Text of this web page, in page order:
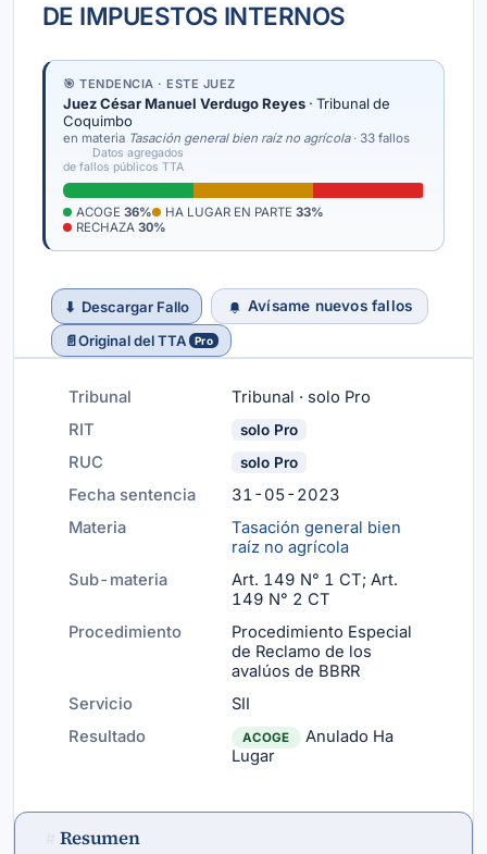
DE IMPUESTOS INTERNOS
🎯 TENDENCIA · ESTE JUEZ
Juez César Manuel Verdugo Reyes · Tribunal de
Coquimbo
en materia Tasación general bien raíz no agrícola· 33 fallos
Datos agregados
de fallos públicos TTA
ACOGE 36% HA LUGAR EN PARTE 33%
RECHAZA 30%
⬇ Descargar Fallo
Avísame nuevos fallos
📄Original del TTA Pro
Tribunal
Tribunal · solo Pro
RIT
solo Pro
RUC solo Pro
Fecha sentencia
31-05-2023
Materia
Tasación general bien
raíz no agrícola
Sub-materia
Art. 149 N° 1 CT; Art.
149 N° 2 CT
Procedimiento
Procedimiento Especial
de Reclamo de los
avalúos de BBRR
Servicio
SII
Resultado
ACOGE
Anulado Ha
Lugar
Resumen